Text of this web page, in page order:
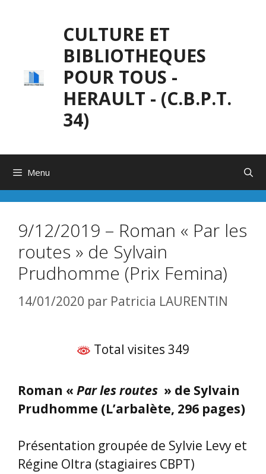
CULTURE ET
BIBLIOTHEQUES
POUR TOUS -
HERAULT - (C.B.P.T.
34)
Menu
9/12/2019 – Roman « Par les
routes » de Sylvain
Prudhomme (Prix Femina)
14/01/2020 par Patricia LAURENTIN
Total visites 349
Roman « Par les routes » de Sylvain
Prudhomme (L’arbalète, 296 pages)
Présentation groupée de Sylvie Levy et
Régine Oltra (stagiaires CBPT)